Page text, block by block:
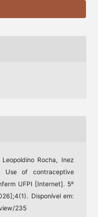
Rocha, Inez
Use of contraceptive
UFPI [Internet]. 5º
Disponível em:
235